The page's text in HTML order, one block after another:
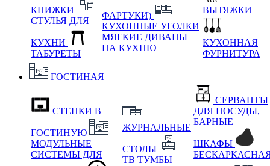
КНИЖКИ
СТУЛЬЯ ДЛЯ
КУХНИ
ТАБУРЕТЫ
ФАРТУКИ)
КУХОННЫЕ УГОЛКИ
МЯГКИЕ ДИВАНЫ
НА КУХНЮ
ВЫТЯЖКИ
КУХОННАЯ
ФУРНИТУРА
ГОСТИНАЯ
СТЕНКИ В
ГОСТИНУЮ
МОДУЛЬНЫЕ
СИСТЕМЫ ДЛЯ
ЖУРНАЛЬНЫЕ
СТОЛЫ
ТВ ТУМБЫ
СЕРВАНТЫ
ДЛЯ ПОСУДЫ,
БАРНЫЕ
ШКАФЫ